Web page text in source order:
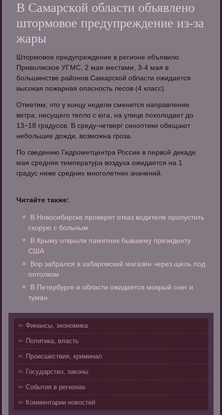
В Самарской области объявлено
штормовое предупреждение из-за
жары
Штормовое предупреждение в регионе объявило
Приволжское УГМС. 2 мая местами, 3-4 мая в
большинстве районов Самарской области ожидается
высокая пожарная опасность лесов (4 класс).
Отметим, что у концу недели сменится направление
ветра, несущего тепло с юга, на улице похолодает до
13−18 градусов. В среду-четверг синоптики обещают
небольшие дожди, возможна гроза.
По сведению Гидрометцентра России в первой декаде
мая средняя температура воздуха ожидается на 1
градус ниже средних многолетних значений.
Читайте также:
В Новосибирске проверят отказ водителя пропустить
скорую с больным
В Крыму открыли памятник бывшему президенту
США
Вор забрался в хабаровский магазин через щель под
потолком
В Петербурге и области ожидается мокрый снег и
туман
Финансы, экономика
Политика, власть
Происшествия, криминал
Государство, законы
События в регионах
Комментарии новостей